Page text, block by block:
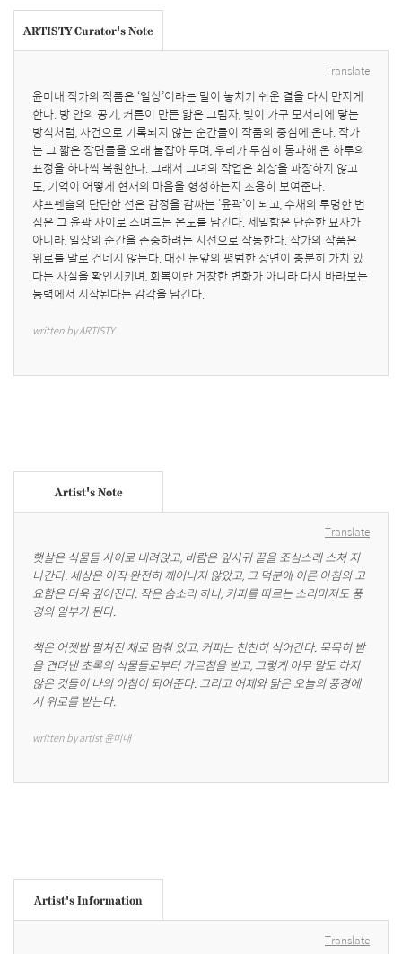
ARTISTY Curator's Note
Translate
윤미내 작가의 작품은 ‘일상’이라는 말이 놓치기 쉬운 결을 다시 만지게
한다. 방 안의 공기, 커튼이 만든 얇은 그림자, 빛이 가구 모서리에 닿는
방식처럼, 사건으로 기록되지 않는 순간들이 작품의 중심에 온다. 작가
는 그 짧은 장면들을 오래 붙잡아 두며, 우리가 무심히 통과해 온 하루의
표정을 하나씩 복원한다. 그래서 그녀의 작업은 회상을 과장하지 않고
도, 기억이 어떻게 현재의 마음을 형성하는지 조용히 보여준다.
샤프펜슬의 단단한 선은 감정을 감싸는 ‘윤곽’이 되고, 수채의 투명한 번
짐은 그 윤곽 사이로 스며드는 온도를 남긴다. 세밀함은 단순한 묘사가
아니라, 일상의 순간을 존중하려는 시선으로 작동한다. 작가의 작품은
위로를 말로 건네지 않는다. 대신 눈앞의 평범한 장면이 충분히 가치 있
다는 사실을 확인시키며, 회복이란 거창한 변화가 아니라 다시 바라보는
능력에서 시작된다는 감각을 남긴다.
written by ARTISTY
Artist's Note
Translate
햇살은 식물들 사이로 내려앉고, 바람은 잎사귀 끝을 조심스레 스쳐 지
나간다. 세상은 아직 완전히 깨어나지 않았고, 그 덕분에 이른 아침의 고
요함은 더욱 깊어진다. 작은 숨소리 하나, 커피를 따르는 소리마저도 풍
경의 일부가 된다.
책은 어젯밤 펼쳐진 채로 멈춰 있고, 커피는 천천히 식어간다. 묵묵히 밤
을 견뎌낸 초록의 식물들로부터 가르침을 받고, 그렇게 아무 말도 하지
않은 것들이 나의 아침이 되어준다. 그리고 어제와 닮은 오늘의 풍경에
서 위로를 받는다.
written by artist 윤미내
Artist's Information
Translate